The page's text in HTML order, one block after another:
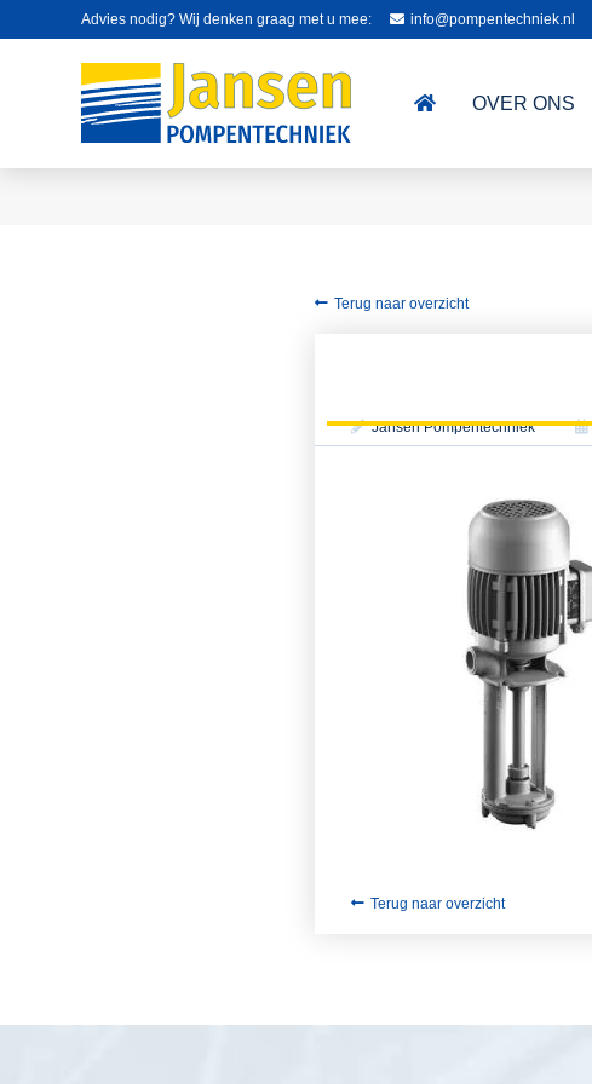
Advies nodig? Wij denken graag met u mee: info@pompentechniek.nl
OVER ONS
Terug naar overzicht
Jansen Pompentechniek
Terug naar overzicht